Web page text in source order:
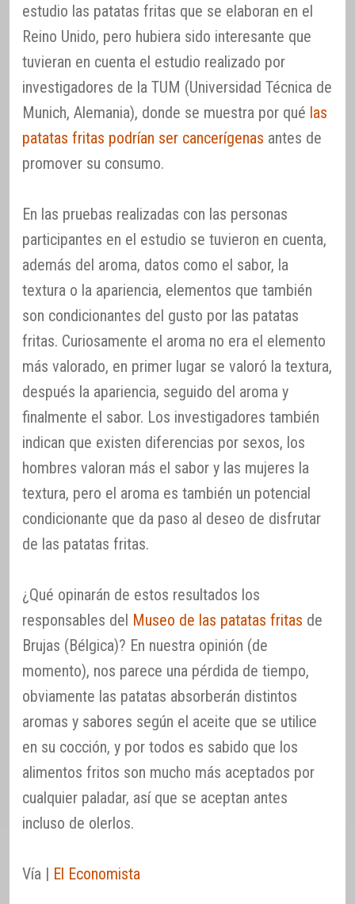
estudio las patatas fritas que se elaboran en el
Reino Unido, pero hubiera sido interesante que
tuvieran en cuenta el estudio realizado por
investigadores de la TUM (Universidad Técnica de
Munich, Alemania), donde se muestra por qué las
patatas fritas podrían ser cancerígenas antes de
promover su consumo.
En las pruebas realizadas con las personas
participantes en el estudio se tuvieron en cuenta,
además del aroma, datos como el sabor, la
textura o la apariencia, elementos que también
son condicionantes del gusto por las patatas
fritas. Curiosamente el aroma no era el elemento
más valorado, en primer lugar se valoró la textura,
después la apariencia, seguido del aroma y
finalmente el sabor. Los investigadores también
indican que existen diferencias por sexos, los
hombres valoran más el sabor y las mujeres la
textura, pero el aroma es también un potencial
condicionante que da paso al deseo de disfrutar
de las patatas fritas.
¿Qué opinarán de estos resultados los
responsables del Museo de las patatas fritas de
Brujas (Bélgica)? En nuestra opinión (de
momento), nos parece una pérdida de tiempo,
obviamente las patatas absorberán distintos
aromas y sabores según el aceite que se utilice
en su cocción, y por todos es sabido que los
alimentos fritos son mucho más aceptados por
cualquier paladar, así que se aceptan antes
incluso de olerlos.
Vía | El Economista